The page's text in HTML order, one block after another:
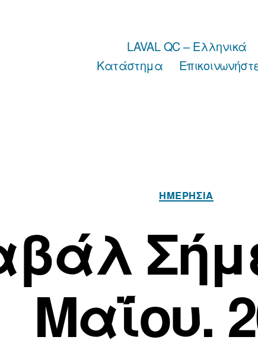
LAVAL QC – Ελληνικά
Κατάστημα
Κατηγορίες
ΗΜΕΡΉΣΙΑ
Μαΐου.